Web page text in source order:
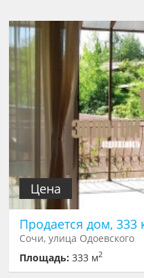
Цена
Продается дом, 333
Сочи, улица Одоевского
Площадь:333 м2